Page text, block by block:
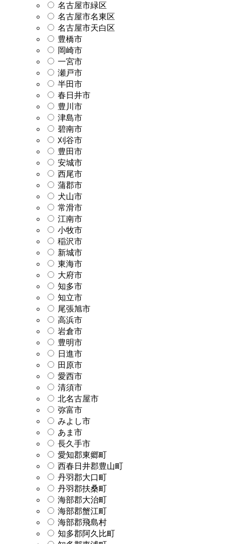
名古屋市緑区
名古屋市名東区
名古屋市天白区
豊橋市
岡崎市
一宮市
瀬戸市
半田市
春日井市
豊川市
津島市
碧南市
刈谷市
豊田市
安城市
西尾市
蒲郡市
犬山市
常滑市
江南市
小牧市
稲沢市
新城市
東海市
大府市
知多市
知立市
尾張旭市
高浜市
岩倉市
豊明市
日進市
田原市
愛西市
清須市
北名古屋市
弥富市
みよし市
あま市
長久手市
愛知郡東郷町
西春日井郡豊山町
丹羽郡大口町
丹羽郡扶桑町
海部郡大治町
海部郡蟹江町
海部郡飛島村
知多郡阿久比町